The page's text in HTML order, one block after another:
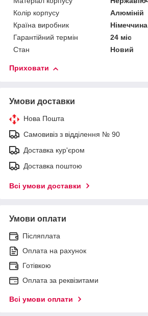
Колір корпусу
Алюміній
Країна виробник
Німеччина
Гарантійний термін
24 міс
Стан
Новий
Приховати
Умови доставки
Нова Пошта
Самовивіз з відділення № 90
Доставка кур'єром
Доставка поштою
Всі умови доставки
Умови оплати
Післяплата
Оплата на рахунок
Готівкою
Оплата за реквізитами
Всі умови оплати